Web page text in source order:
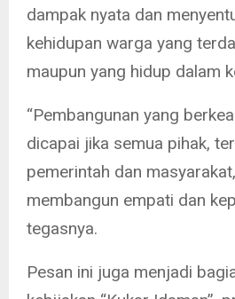
dampak nyata dan
kehidupan warga yang
maupun yang hidup dalam
“Pembangunan yang
dicapai jika semua pihak,
pemerintah dan
membangun empati dan
tegasnya.
Pesan ini juga menjadi